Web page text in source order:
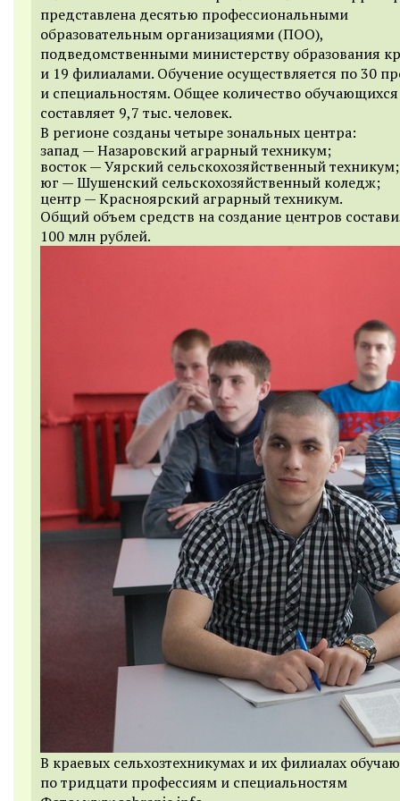
представлена десятью профессиональными
образовательным организациями (ПОО),
подведомственными министерству образования
и 19 филиалами. Обучение осуществляется по 30
и специальностям. Общее количество
составляет 9,7 тыс. человек.
В регионе созданы четыре зональных центра:
запад — Назаровский аграрный техникум;
восток — Уярский сельскохозяйственный техникум;
юг — Шушенский сельскохозяйственный коледж;
центр — Красноярский аграрный техникум.
Общий объем средств на создание центров
100 млн рублей.
В краевых сельхозтехникумах и их филиалах
по тридцати профессиям и специальностям